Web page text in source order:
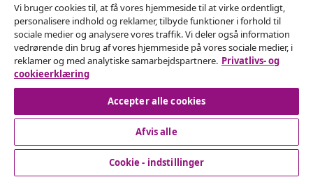
Fortryd køb
Indsend en anmodning om at fortryde din ordre.
Fortryd køb
Vi bruger cookies til, at få vores hjemmeside til at virke ordentligt,
personalisere indhold og reklamer, tilbyde funktioner i forhold til
sociale medier og analysere vores traffik. Vi deler også information
vedrørende din brug af vores hjemmeside på vores sociale medier, i
reklamer og med analytiske samarbejdspartnere. Privatlivs- og
cookieerklæring
Accepter alle cookies
Afvis alle
Cookie - indstillinger